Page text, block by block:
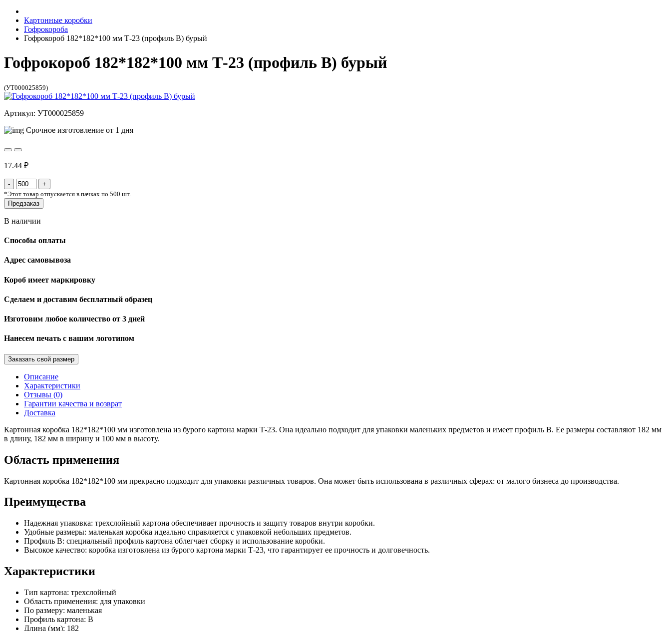
Картонные коробки
Гофрокороба
Гофрокороб 182*182*100 мм Т-23 (профиль B) бурый
Гофрокороб 182*182*100 мм Т-23 (профиль B) бурый
(УТ000025859)
Артикул: УТ000025859
Срочное изготовление от 1 дня
17.44 ₽
*Этот товар отпускается в пачках по 500 шт.
Предзаказ
В наличии
Способы оплаты
Адрес самовывоза
Короб имеет маркировку
Сделаем и доставим бесплатный образец
Изготовим любое количество от 3 дней
Нанесем печать с вашим логотипом
Заказать свой размер
Описание
Характеристики
Отзывы (0)
Гарантии качества и возврат
Доставка
Картонная коробка 182*182*100 мм изготовлена из бурого картона марки Т-23. Она идеально подходит для упаковки маленьких предметов и имеет профиль В. Ее размеры составляют 182 мм
в длину, 182 мм в ширину и 100 мм в высоту.
Область применения
Картонная коробка 182*182*100 мм прекрасно подходит для упаковки различных товаров. Она может быть использована в различных сферах: от малого бизнеса до производства.
Преимущества
Надежная упаковка: трехслойный картона обеспечивает прочность и защиту товаров внутри коробки.
Удобные размеры: маленькая коробка идеально справляется с упаковкой небольших предметов.
Профиль В: специальный профиль картона облегчает сборку и использование коробки.
Высокое качество: коробка изготовлена из бурого картона марки Т-23, что гарантирует ее прочность и долговечность.
Характеристики
Тип картона: трехслойный
Область применения: для упаковки
По размеру: маленькая
Профиль картона: В
Длина (мм): 182